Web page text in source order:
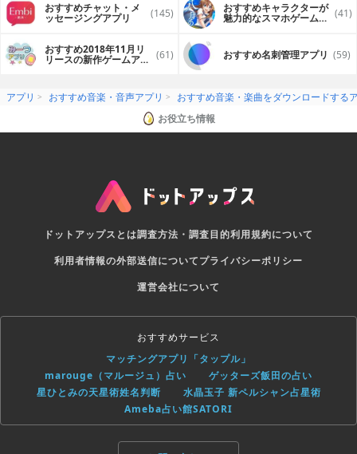
おすすめチャット・メ
ッセージングアプリ (145) おすすめキャラクターが
魅力的なスマホゲームア (41)
おすすめ2018年11月リ
リースの新作ゲームアプ (61) おすすめ名刺管理アプリ (59)
アプリ おすすめ音楽・音声アプリ
おすすめ音楽・楽曲をダウンロードする
お役立ち情報
ドットアップスとは調査方法・調査目的利用規約について
利用者情報の外部送信についてプライバシーポリシー
運営会社について
おすすめサービス
マッチングアプリ「タップル」
marouge（マルージュ）占い
ゲッターズ飯田の占い
星ひとみの天星術姓名判断
水晶玉子 新ペルシャン占星術
Ameba占い館SATORI